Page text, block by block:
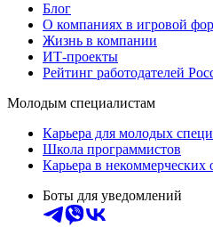
Блог
О компаниях в игровой
Жизнь в компании
ИТ-проекты
Рейтинг работодателей
Молодым специалистам
Карьера для молодых
Школа программистов
Карьера в некоммерческих
Боты для уведомлений